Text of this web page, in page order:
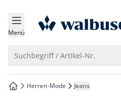
springen
springen
springen
springen
Menü zur
Suchbegriff / Artikel-Nr.
zur Startseite
Herren-Mode Jeans